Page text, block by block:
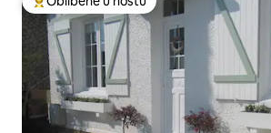
Nejlepší v kategorii Oblíbené u hostů